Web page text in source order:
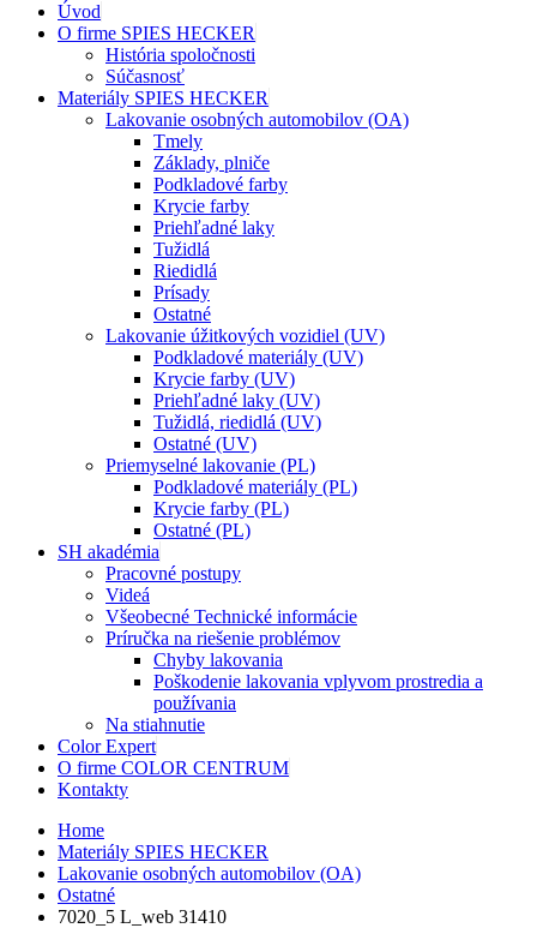
Úvod
O firme SPIES HECKER
História spoločnosti
Súčasnosť
Materiály SPIES HECKER
Lakovanie osobných automobilov (OA)
Tmely
Základy, plniče
Podkladové farby
Krycie farby
Priehľadné laky
Tužidlá
Riedidlá
Prísady
Ostatné
Lakovanie úžitkových vozidiel (UV)
Podkladové materiály (UV)
Krycie farby (UV)
Priehľadné laky (UV)
Tužidlá, riedidlá (UV)
Ostatné (UV)
Priemyselné lakovanie (PL)
Podkladové materiály (PL)
Krycie farby (PL)
Ostatné (PL)
SH akadémia
Pracovné postupy
Videá
Všeobecné Technické informácie
Príručka na riešenie problémov
Chyby lakovania
Poškodenie lakovania vplyvom prostredia a
používania
Na stiahnutie
Color Expert
O firme COLOR CENTRUM
Kontakty
Home
Materiály SPIES HECKER
Lakovanie osobných automobilov (OA)
Ostatné
7020_5 L_web 31410